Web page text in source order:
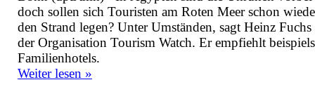
doch sollen sich Touristen am Roten Meer schon
den Strand legen? Unter Umständen, sagt Heinz
der Organisation Tourism Watch. Er empfiehlt
Familienhotels.
Weiter lesen »